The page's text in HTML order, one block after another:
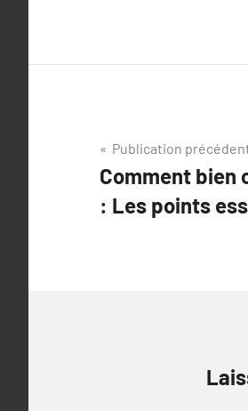
Navigation
de
l’article
Publication
Comment bien
: Les points